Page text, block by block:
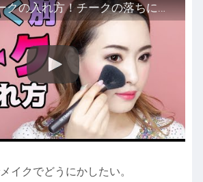
輪郭５種！チークの入れ方！チークの落ちにくいテクニックも！たまご・丸顔・面長・ベース・逆三角形
イクでどうにかしたい。